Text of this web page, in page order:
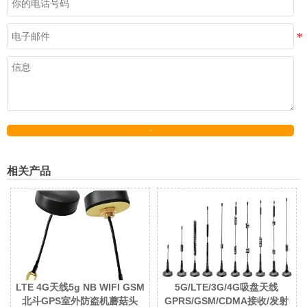
相关产品
LTE 4G天线5g NB WIFI GSM
北斗GPS室外防盗机蘑菇头
5G/LTE/3G/4G吸盘天线
GPRS/GSM/CDMA接收/发射